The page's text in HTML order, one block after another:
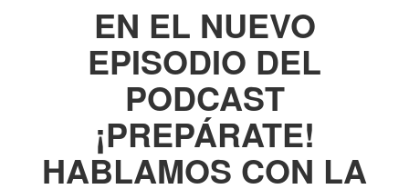
EN EL NUEVO
EPISODIO DEL
PODCAST
¡PREPÁRATE!
HABLAMOS CON LA